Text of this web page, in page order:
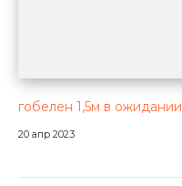
гобелен 1,5м в ожидании
20 апр 2023